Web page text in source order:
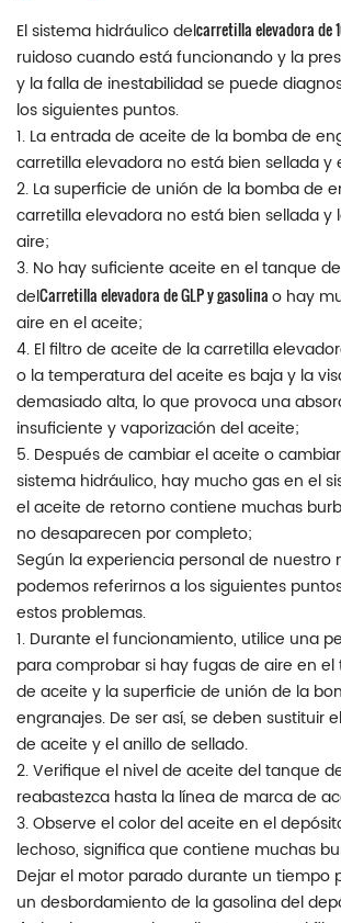
El sistema hidráulico delcarretilla elevadora de
ruidoso cuando está funcionando y la
y la falla de inestabilidad se puede
los siguientes puntos.
1. La entrada de aceite de la bomba de
carretilla elevadora no está bien sellada y
2. La superficie de unión de la bomba de
carretilla elevadora no está bien sellada y
aire;
3. No hay suficiente aceite en el tanque
delCarretilla elevadora de GLP y gasolinao hay
aire en el aceite;
4. El filtro de aceite de la carretilla
o la temperatura del aceite es baja y la
demasiado alta, lo que provoca una
insuficiente y vaporización del aceite;
5. Después de cambiar el aceite o
sistema hidráulico, hay mucho gas en el
el aceite de retorno contiene muchas
no desaparecen por completo;
Según la experiencia personal de nuestro
podemos referirnos a los siguientes
estos problemas.
1. Durante el funcionamiento, utilice una
para comprobar si hay fugas de aire en
de aceite y la superficie de unión de la
engranajes. De ser así, se deben sustituir
de aceite y el anillo de sellado.
2. Verifique el nivel de aceite del tanque
reabastezca hasta la línea de marca de
3. Observe el color del aceite en el
lechoso, significa que contiene muchas
Dejar el motor parado durante un tiempo
un desbordamiento de la gasolina del